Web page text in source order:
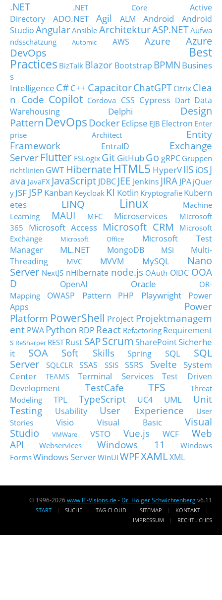
.NET .NET Core
Active
Directory
ADO.NET Agil ALM Android
Android
StudioAngularAnsible ArchitekturASP.NETAufwa
ndsschätzung
Automic AWS Azure
Azure
DevOps
Best
Practices BizTalk Blazor Bootstrap BPMN Busines
s
Intelligence C#C++ CapacitorChatGPT Citrix Clea
n Code Copilot Cordova CSS Cypress Dart Data
Warehousing
Delphi
Design
Pattern DevOps DockerEclipse EJB Electron Enter
prise Architect
Entity
Framework
EntraID
Exchange
Server Flutter FSLogix Git GitHubGo gRPC Gruppen
richtlinien GWT HibernateHTML5 HyperVIIS iOSJ
ava JavaFX JavaScript JDBC JEE Jenkins JIRA JPA jQuer
y JSF JSP Kanban Keycloak KI Kotlin Kryptografie Kubern
etes
LINQ Linux
Machine
Learning
MAUI MFC Microservices
Microsoft
365
Microsoft Access Microsoft CRM
Microsoft
Exchange
Microsoft Office
Microsoft Test
Manager
ML.NET MongoDB MSI
Multi-
Threading
MVC MVVM MySQL
Nano
Server NextJS nHibernate node.js OAuth OIDC OOA
D
OpenAI Oracle
OR-
Mapping
OWASP Pattern PHP Playwright
Power
Apps
Power
Platform PowerShell Project Projektmanagem
ent PWA Python RDP React Refactoring Requirement
s ReSharper RESTRust SAPScrum SharePointSicherhe
it
SOA Soft Skills Spring SQL
SQL
Server
SQLCLR SSAS SSIS SSRS Svelte
System
Center
TEAMS Terminal Services
Test Driven
Development
TestCafe TFS
Threat
Modeling
TPL TypeScript UC4 UML
Unit
Testing
Usability User Experience
User
Stories
Visio Visual Basic
Visual
Studio
VMWare VSTO Vue.js WCF
Web
API
Webservices Windows 11
Windows
FormsWindows ServerWinUI WPFXAMLXML
© 1996-2026www.IT-Visions.de - Dr. Holger Schwichtenbergv6.11
START SUCHE TAG CLOUD SITEMAP
KONTAKT
IMPRESSUM
RECHTLICHES